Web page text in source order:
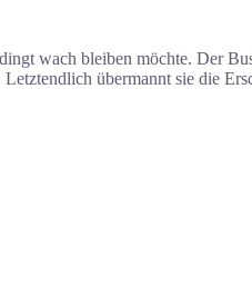
wach bleiben möchte. Der
übermannt sie die